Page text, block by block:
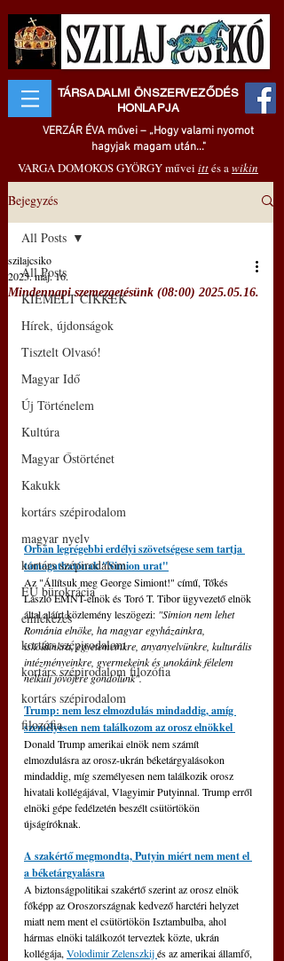
TÁRSADALMI ÖNSZERVEZŐDÉS
HONLAPJA
VERZÁR ÉVA művei – „Hogy valami nyomot
hagyjak magam után..."
VARGA DOMOKOS GYÖRGY művei ittés awikin
Bejegyzés
All Posts
KIEMELT CIKKEK
Hírek, újdonságok
Tisztelt Olvasó!
Magyar Idő
Új Történelem
Kultúra
Magyar Őstörténet
Kakukk
kortárs szépirodalom
magyar nyelv
kortárs szépirodalom
EU bürokrácia
emlékezés
kortárs szépirodalom
kortárs szépirodalom filozófia
kortárs szépirodalom
filozófia
All Posts
Mindennapi szemezgetésünk (08:00) 2025.05.16.
szilajcsiko
2025. máj. 16.
Orbán legrégebbi erdélyi szövetségese sem tartja
támogathatónak "Simion urat"
Az "Állítsuk meg George Simiont!" című, Tőkés
László EMNT-elnök és Toró T. Tibor ügyvezető elnök
által aláírt közlemény leszögezi: "Simion nem lehet
Románia elnöke, ha magyar egyházainkra,
iskoláinkra, egyetemeinkre, anyanyelvünkre, kulturális
intézményeinkre, gyermekeink és unokáink félelem
nélküli jövőjére gondolunk".
Trump: nem lesz elmozdulás mindaddig, amíg
személyesen nem találkozom az orosz elnökkel
Donald Trump amerikai elnök nem számít
elmozdulásra az orosz-ukrán béketárgyalásokon
mindaddig, míg személyesen nem találkozik orosz
hivatali kollégájával, Vlagyimir Putyinnal. Trump erről
elnöki gépe fedélzetén beszélt csütörtökön
újságíróknak.
A szakértő megmondta, Putyin miért nem ment el
a béketárgyalásra
A biztonságpolitikai szakértő szerint az orosz elnök
főképp az Oroszországnak kedvező harctéri helyzet
miatt nem ment el csütörtökön Isztambulba, ahol
hármas elnöki találkozót terveztek közte, ukrán
kollégája, Volodimir Zelenszkij és az amerikai államfő,